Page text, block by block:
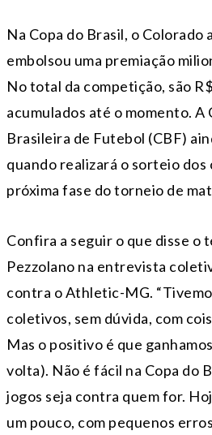
Na Copa do Brasil, o Colorado
embolsou uma premiação
No total da competição, são
acumulados até o momento.
Brasileira de Futebol (CBF)
quando realizará o sorteio
próxima fase do torneio de
Confira a seguir o que disse o
Pezzolano na entrevista
contra o Athletic-MG.
coletivos, sem dúvida, com
Mas o positivo é que
volta). Não é fácil na Copa do
jogos seja contra quem for.
um pouco, com pequenos